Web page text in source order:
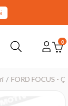
0
FORD FOCUS -